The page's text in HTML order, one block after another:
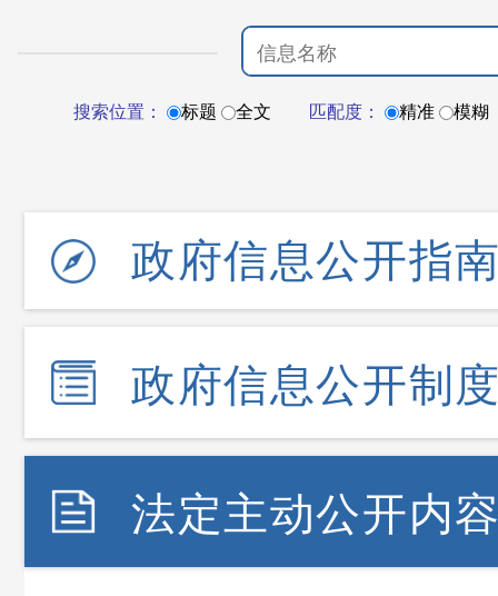
搜索位置： 标题 全文 匹配度： 精准 模糊
政府信息公开指
政府信息公开制
法定主动公开内